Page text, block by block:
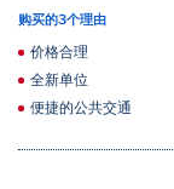
购买的3个理由
价格合理
全新单位
便捷的公共交通